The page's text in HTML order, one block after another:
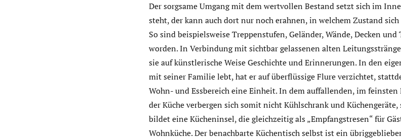
Der sorgsame Umgang mit dem wertvollen Bestand setzt sich im
steht, der kann auch dort nur noch erahnen, in welchem Zustand
So sind beispielsweise Treppenstufen, Geländer, Wände, Decken
worden. In Verbindung mit sichtbar gelassenen alten
sie auf künstlerische Weise Geschichte und Erinnerungen. In den
mit seiner Familie lebt, hat er auf überflüssige Flure verzichtet,
Wohn- und Essbereich eine Einheit. In dem auffallenden, im
der Küche verbergen sich somit nicht Kühlschrank und
bildet eine Kücheninsel, die gleichzeitig als „Empfangstresen“ für
Wohnküche. Der benachbarte Küchentisch selbst ist ein